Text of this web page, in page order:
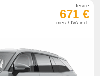
desde
671 €
mes / IVA incl.